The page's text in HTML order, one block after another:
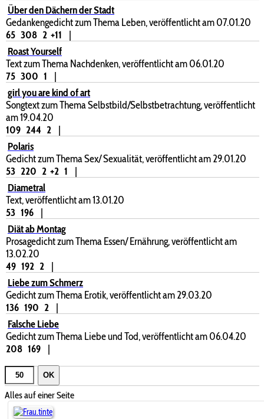
Über den Dächern der Stadt
Gedankengedicht zum Thema Leben, veröffentlicht am 07.01.20
65 308 2 +11
|
Roast Yourself
Text zum Thema Nachdenken, veröffentlicht am 06.01.20
75 300 1
|
girl you are kind of art
Songtext zum Thema Selbstbild/Selbstbetrachtung, veröffentlicht
am 19.04.20
109 244 2
|
Polaris
Gedicht zum Thema Sex/ Sexualität, veröffentlicht am 29.01.20
53 220 2 +2 1
|
Diametral
Text, veröffentlicht am 13.01.20
53 196
|
Diät ab Montag
Prosagedicht zum Thema Essen/ Ernährung, veröffentlicht am
13.02.20
49 192 2
|
Liebe zum Schmerz
Gedicht zum Thema Erotik, veröffentlicht am 29.03.20
136 190 2
|
Falsche Liebe
Gedicht zum Thema Liebe und Tod, veröffentlicht am 06.04.20
208 169 |
OK
Alles auf einer Seite